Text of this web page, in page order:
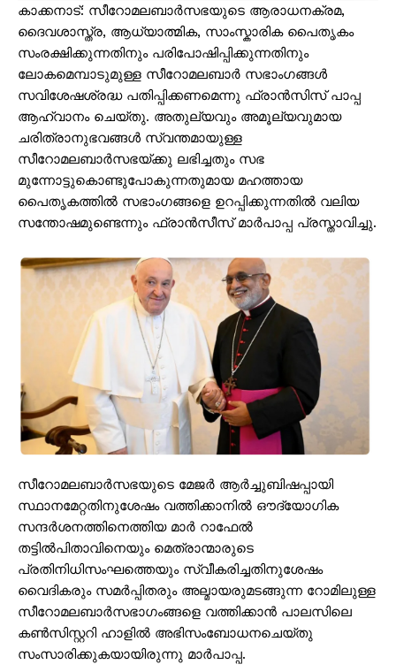
കാക്കനാട്: സീറോമലബാര്‍സഭയുടെ ആരാധനക്രമ,
ദൈവശാസ്ത്ര, ആധ്യാത്മിക, സാംസ്കാരിക പൈതൃകം
സംരക്ഷിക്കുന്നതിനും പരിപോഷിപ്പിക്കുന്നതിനും
ലോകമെമ്പാടുമുള്ള സീറോമലബാര്‍ സഭാംഗങ്ങള്‍
സവിശേഷശ്രദ്ധ പതിപ്പിക്കണമെന്നു ഫ്രാന്‍സിസ് പാപ്പ
ആഹ്വാനം ചെയ്തു. അതുല്യവും അമൂല്യവുമായ
ചരിത്രാനുഭവങ്ങള്‍ സ്വന്തമായുള്ള
സീറോമലബാര്‍സഭയ്ക്കു ലഭിച്ചതും സഭ
മുന്നോട്ടുകൊണ്ടുപോകുന്നതുമായ മഹത്തായ
പൈതൃകത്തില്‍ സഭാംഗങ്ങളെ ഉറപ്പിക്കുന്നതില്‍ വലിയ
സന്തോഷമുണ്ടെന്നും ഫ്രാന്‍സീസ് മാര്‍പാപ്പ പ്രസ്താവിച്ചു.
സീറോമലബാര്‍സഭയുടെ മേജര്‍ ആര്‍ച്ചുബിഷപ്പായി
സ്ഥാനമേറ്റതിനുശേഷം വത്തിക്കാനില്‍ ഔദ്യോഗിക
സന്ദര്‍ശനത്തിനെത്തിയ മാര്‍ റാഫേല്‍
തട്ടില്‍പിതാവിനെയും മെത്രാന്മാരുടെ
പ്രതിനിധിസംഘത്തെയും സ്വീകരിച്ചതിനുശേഷം
വൈദികരും സമര്‍പ്പിതരും അല്മായരുമടങ്ങുന്ന റോമിലുള്ള
സീറോമലബാര്‍സഭാഗംങ്ങളെ വത്തിക്കാന്‍ പാലസിലെ
കണ്‍സിസ്റ്ററി ഹാളില്‍ അഭിസംബോധനചെയ്തു
സംസാരിക്കുകയായിരുന്നു മാര്‍പാപ്പ.